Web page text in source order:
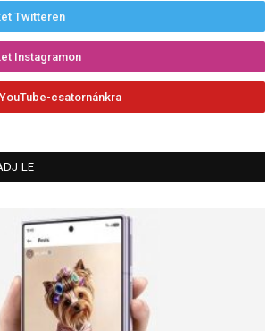
Twitteren
Instagramon
csatornánkra
LE